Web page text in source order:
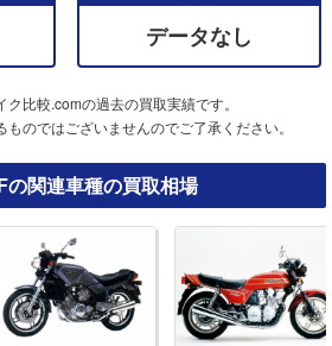
データなし
比較.comの過去の買取実績です。
のではございませんのでご了承ください。
の関連車種の買取相場